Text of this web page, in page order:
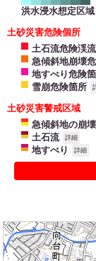
洪水浸水想定区域
土砂災害危険個所
土石流危険渓流
急傾斜地崩壊
地すべり危険
雪崩危険箇所
土砂災害警戒区域
急傾斜地の崩壊
土石流 詳細
地すべり 詳細